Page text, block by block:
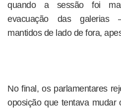
quando a sessão foi
evacuação das galerias
mantidos de lado de fora,
No final, os parlamentares
oposição que tentava mudar